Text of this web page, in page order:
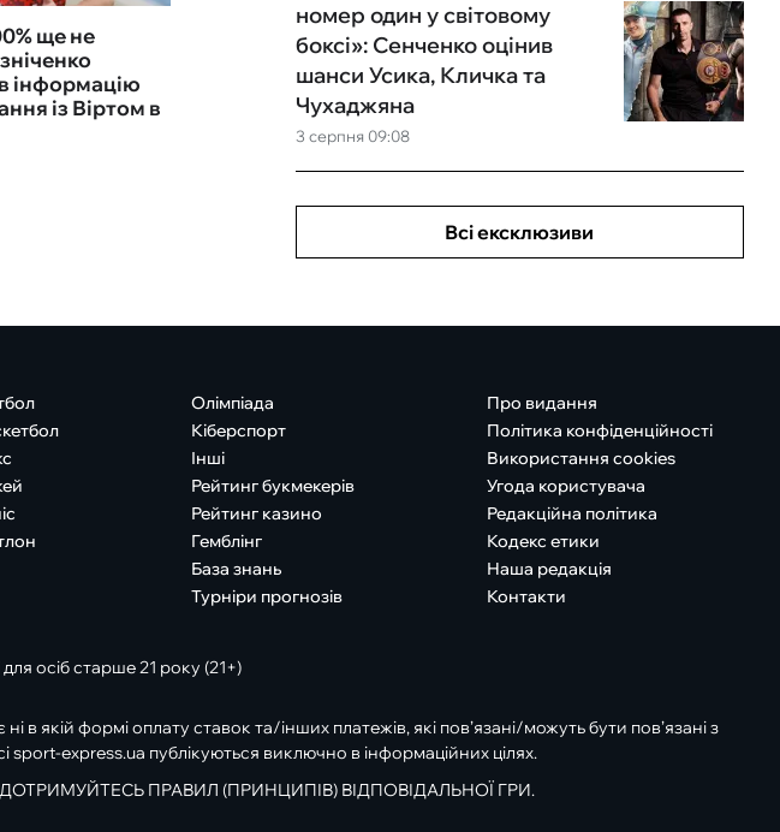
ще не
інформацію
із Віртом в
3 серпня 09:08
номер один у світовому
боксі»: Сенченко оцінив
шанси Усика, Кличка та
Чухаджяна
Всі ексклюзиви
Олімпіада
Кіберспорт
Інші
Рейтинг букмекерів
Рейтинг казино
Гемблінг
База знань
Турніри прогнозів
Про видання
Політика конфіденційності
Використання cookies
Угода користувача
Редакційна політика
Кодекс етики
Наша редакція
Контакти
осіб старше 21 року (21+)
якій формі оплату ставок та/інших платежів, які пов’язані/можуть бути пов’язані з
express.ua публікуються виключно в інформаційних цілях.
ПРАВИЛ (ПРИНЦИПІВ) ВІДПОВІДАЛЬНОЇ ГРИ.